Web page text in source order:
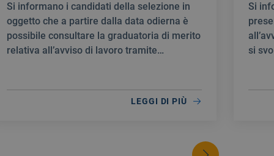
merito al fine di individuare
personale idoneo per la stipula di
contratti a tempo determinato
quale INFERMIERE
Si informano i candidati della selezione in
oggetto che a partire dalla data odierna è
possibile consultare la graduatoria di merito
relativa all’avviso di lavoro tramite
personale idoneo per la stipula di contratti a
LEGGI DI PIÙ
E
Si
si